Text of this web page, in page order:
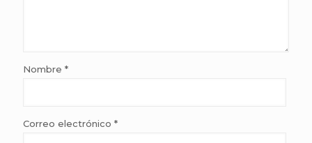
Nombre *
Correo electrónico *